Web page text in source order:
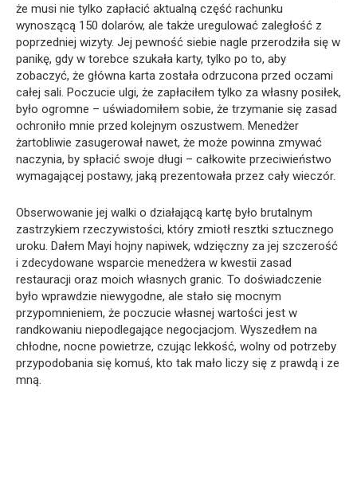
że musi nie tylko zapłacić aktualną część rachunku
wynoszącą 150 dolarów, ale także uregulować zaległość z
poprzedniej wizyty. Jej pewność siebie nagle przerodziła się w
panikę, gdy w torebce szukała karty, tylko po to, aby
zobaczyć, że główna karta została odrzucona przed oczami
całej sali. Poczucie ulgi, że zapłaciłem tylko za własny posiłek,
było ogromne – uświadomiłem sobie, że trzymanie się zasad
ochroniło mnie przed kolejnym oszustwem. Menedżer
żartobliwie zasugerował nawet, że może powinna zmywać
naczynia, by spłacić swoje długi – całkowite przeciwieństwo
wymagającej postawy, jaką prezentowała przez cały wieczór.
Obserwowanie jej walki o działającą kartę było brutalnym
zastrzykiem rzeczywistości, który zmiotł resztki sztucznego
uroku. Dałem Mayi hojny napiwek, wdzięczny za jej szczerość
i zdecydowane wsparcie menedżera w kwestii zasad
restauracji oraz moich własnych granic. To doświadczenie
było wprawdzie niewygodne, ale stało się mocnym
przypomnieniem, że poczucie własnej wartości jest w
randkowaniu niepodlegające negocjacjom. Wyszedłem na
chłodne, nocne powietrze, czując lekkość, wolny od potrzeby
przypodobania się komuś, kto tak mało liczy się z prawdą i ze
mną.